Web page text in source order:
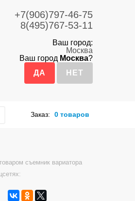
+7(906)797-46-75
8(495)767-53-11
Ваш город:
Москва
Ваш город Москва?
Заказ: 0 товаров
съемник вариатора